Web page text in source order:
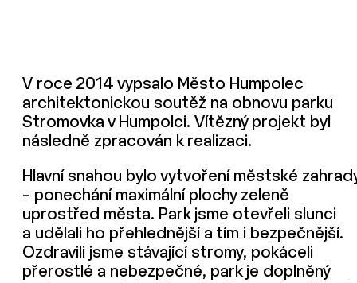
V roce 2014 vypsalo Město Humpolec
architektonickou soutěž na obnovu parku
Stromovka v Humpolci. Vítězný projekt byl
následně zpracován k realizaci.
Hlavní snahou bylo vytvoření městské
– ponechání maximální plochy zeleně
uprostřed města. Park jsme otevřeli slunci
a udělali ho přehlednější a tím i bezpečnější.
Ozdravili jsme stávající stromy, pokáceli
přerostlé a nebezpečné, park je doplněný